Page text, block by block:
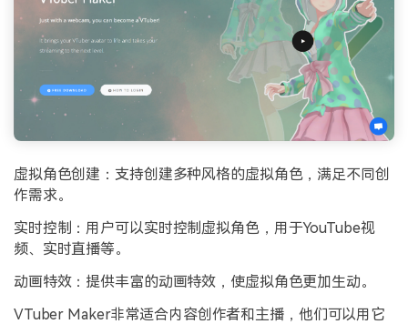
虚拟角色创建：支持创建多种风格的虚拟角色，满足不同创
作需求。
实时控制：用户可以实时控制虚拟角色，用于YouTube视
频、实时直播等。
动画特效：提供丰富的动画特效，使虚拟角色更加生动。
VTuber Maker非常适合内容创作者和主播，他们可以用它